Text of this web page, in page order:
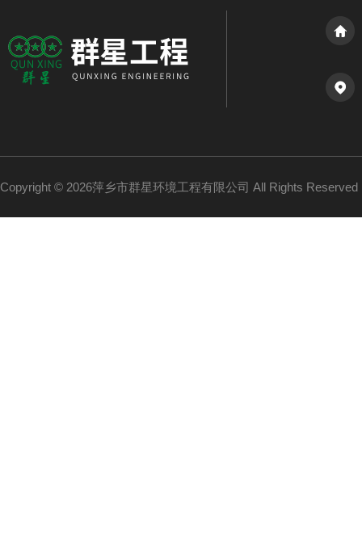
Copyright © 2026萍乡市群星环境工程有限公司 All Rights